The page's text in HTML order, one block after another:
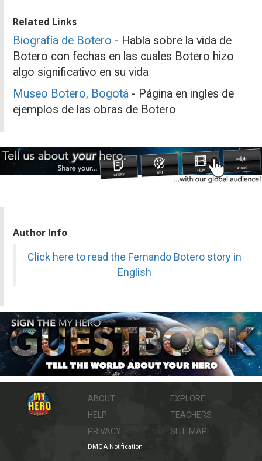
Related Links
Biografía de Botero - Habla sobre la vida de
Botero con fechas en las cuales Botero hizo
algo significativo en su vida
Museo Botero, Bogotá - Página en ingles de
ejemplos de las obras de Botero
Author Info
Click here to read the Fernando Botero story in
English
ABOUT
HELP
PRIVACY
EXPLORE
TEACHERS
SITE MAP
DMCA Notification